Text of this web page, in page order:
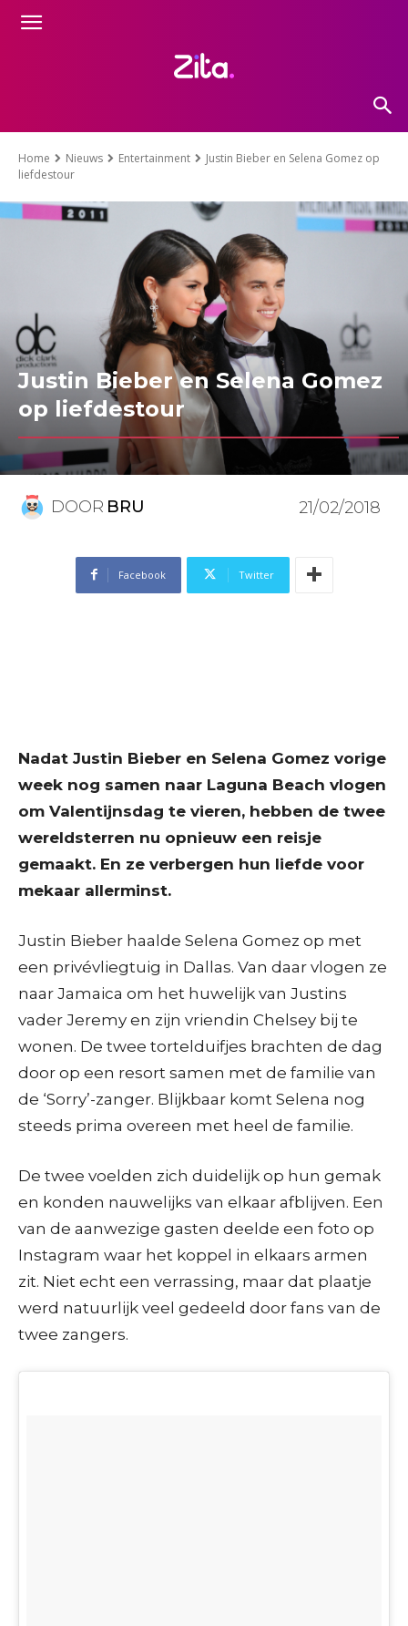
Home Nieuws Entertainment
Justin Bieber en Selena Gomez op
liefdestour
Justin Bieber en Selena Gomez
op liefdestour
DOOR BRU 21/02/2018
Facebook Twitter
Nadat Justin Bieber en Selena Gomez vorige
week nog samen naar Laguna Beach vlogen
om Valentijnsdag te vieren, hebben de twee
wereldsterren nu opnieuw een reisje
gemaakt. En ze verbergen hun liefde voor
mekaar allerminst.
Justin Bieber haalde Selena Gomez op met
een privévliegtuig in Dallas. Van daar vlogen ze
naar Jamaica om het huwelijk van Justins
vader Jeremy en zijn vriendin Chelsey bij te
wonen. De twee tortelduifjes brachten de dag
door op een resort samen met de familie van
de ‘Sorry’-zanger. Blijkbaar komt Selena nog
steeds prima overeen met heel de familie.
De twee voelden zich duidelijk op hun gemak
en konden nauwelijks van elkaar afblijven. Een
van de aanwezige gasten deelde een foto op
Instagram waar het koppel in elkaars armen
zit. Niet echt een verrassing, maar dat plaatje
werd natuurlijk veel gedeeld door fans van de
twee zangers.